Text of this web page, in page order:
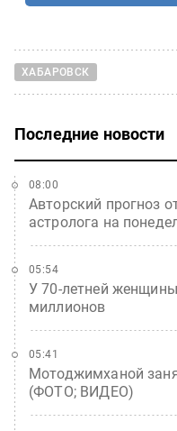
ХАБАРОВСК
Последние новости
Авторский прогноз
астролога на
08:00
У 70-летней
миллионов
05:54
Мотоджимханой
(ФОТО; ВИДЕО)
05:41